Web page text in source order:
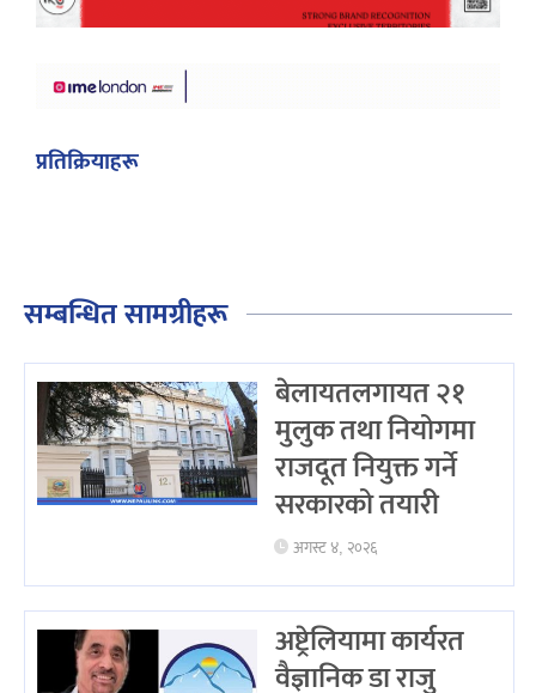
प्रतिक्रियाहरू
सम्बन्धित सामग्रीहरू
बेलायतलगायत २१
मुलुक तथा नियोगमा
राजदूत नियुक्त गर्ने
सरकारको तयारी
अगस्ट ४, २०२६
अष्ट्रेलियामा कार्यरत
वैज्ञानिक डा राजु